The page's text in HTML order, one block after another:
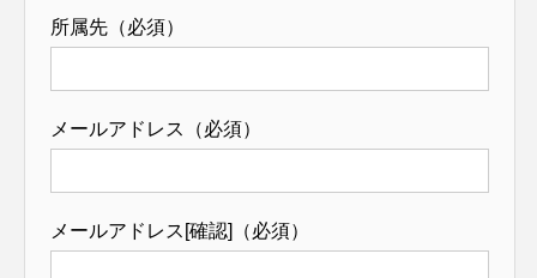
所属先（必須）
メールアドレス（必須）
メールアドレス[確認]（必須）